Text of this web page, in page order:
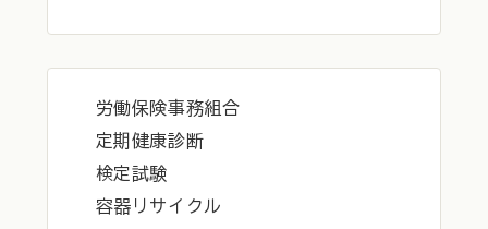
労働保険事務組合
定期健康診断
検定試験
容器リサイクル